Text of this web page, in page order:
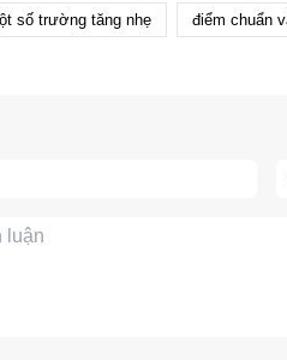
số trường tăng nhẹ điểm chuẩn